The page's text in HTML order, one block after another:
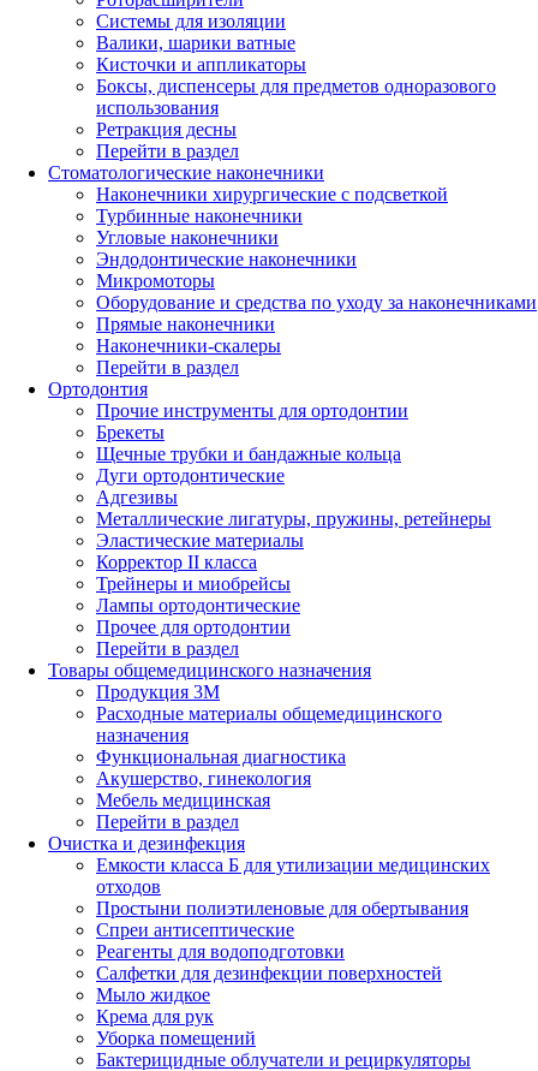
Системы для изоляции
Валики, шарики ватные
Кисточки и аппликаторы
Боксы, диспенсеры для предметов одноразового
использования
Ретракция десны
Перейти в раздел
Стоматологические наконечники
Наконечники хирургические с подсветкой
Турбинные наконечники
Угловые наконечники
Эндодонтические наконечники
Микромоторы
Оборудование и средства по уходу за наконечниками
Прямые наконечники
Наконечники-скалеры
Перейти в раздел
Ортодонтия
Прочие инструменты для ортодонтии
Брекеты
Щечные трубки и бандажные кольца
Дуги ортодонтические
Адгезивы
Металлические лигатуры, пружины, ретейнеры
Эластические материалы
Корректор II класса
Трейнеры и миобрейсы
Лампы ортодонтические
Прочее для ортодонтии
Перейти в раздел
Товары общемедицинского назначения
Продукция 3М
Расходные материалы общемедицинского
назначения
Функциональная диагностика
Акушерство, гинекология
Мебель медицинская
Перейти в раздел
Очистка и дезинфекция
Емкости класса Б для утилизации медицинских
отходов
Простыни полиэтиленовые для обертывания
Спреи антисептические
Реагенты для водоподготовки
Салфетки для дезинфекции поверхностей
Мыло жидкое
Крема для рук
Уборка помещений
Бактерицидные облучатели и рециркуляторы